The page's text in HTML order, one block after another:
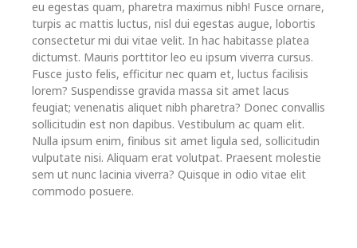
eu egestas quam, pharetra maximus nibh! Fusce ornare,
turpis ac mattis luctus, nisl dui egestas augue, lobortis
consectetur mi dui vitae velit. In hac habitasse platea
dictumst. Mauris porttitor leo eu ipsum viverra cursus.
Fusce justo felis, efficitur nec quam et, luctus facilisis
lorem? Suspendisse gravida massa sit amet lacus
feugiat; venenatis aliquet nibh pharetra? Donec convallis
sollicitudin est non dapibus. Vestibulum ac quam elit.
Nulla ipsum enim, finibus sit amet ligula sed, sollicitudin
vulputate nisi. Aliquam erat volutpat. Praesent molestie
sem ut nunc lacinia viverra? Quisque in odio vitae elit
commodo posuere.